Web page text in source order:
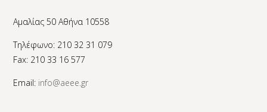
Αμαλίας 50 Αθήνα 10558
Τηλέφωνο: 210 32 31 079
Fax: 210 33 16 577
Email: info@aeee.gr